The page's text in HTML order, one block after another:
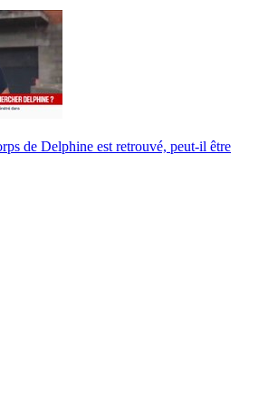
de Delphine est retrouvé, peut-il être